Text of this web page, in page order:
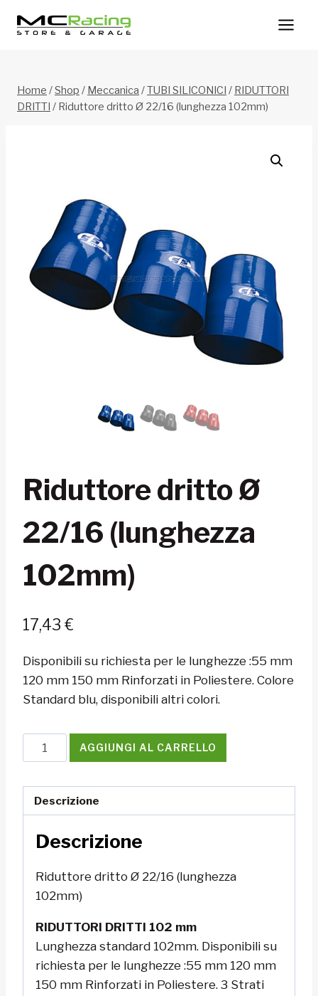
Home /Shop / Meccanica /TUBI SILICONICI / RIDUTTORI
DRITTI / Riduttore dritto Ø 22/16 (lunghezza 102mm)
Riduttore dritto Ø
22/16 (lunghezza
102mm)
17,43 €
Disponibili su richiesta per le lunghezze :55 mm
120 mm 150 mm Rinforzati in Poliestere. Colore
Standard blu, disponibili altri colori.
Riduttore
dritto
22/16
(lunghezza
102mm)
AGGIUNGI AL CARRELLO
Descrizione
Descrizione
Riduttore dritto Ø 22/16 (lunghezza
102mm)
RIDUTTORI DRITTI 102 mm
Lunghezza standard 102mm. Disponibili su
richiesta per le lunghezze :55 mm 120 mm
150 mm Rinforzati in Poliestere. 3 Strati